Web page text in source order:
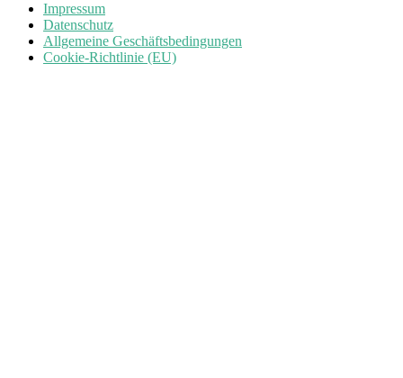
Impressum
Datenschutz
Allgemeine Geschäftsbedingungen
Cookie-Richtlinie (EU)